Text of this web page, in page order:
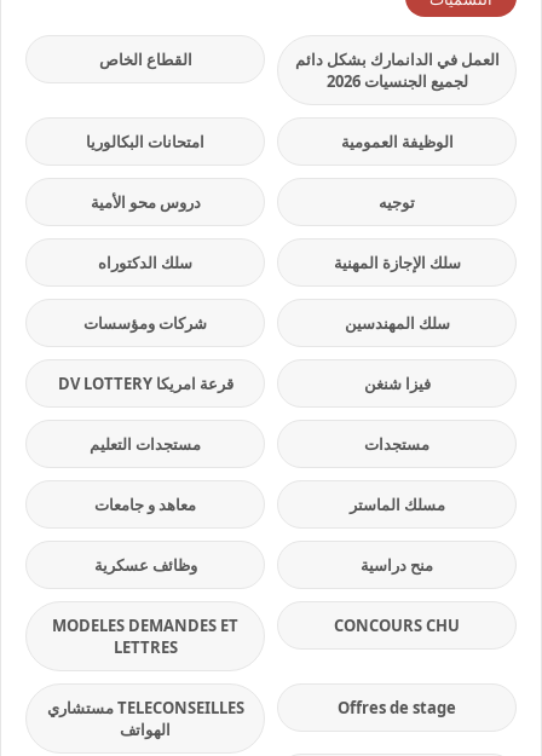
العمل في الدانمارك بشكل دائم
لجميع الجنسيات 2026
القطاع الخاص
الوظيفة العمومية امتحانات البكالوريا
توجيه دروس محو الأمية
سلك الإجازة المهنية سلك الدكتوراه
سلك المهندسين شركات ومؤسسات
فيزا شنغن قرعة امريكا DV LOTTERY
مستجدات مستجدات التعليم
مسلك الماستر معاهد و جامعات
منح دراسية وظائف عسكرية
CONCOURS CHU
MODELES DEMANDES ET
LETTRES
Offres de stage
TELECONSEILLES مستشاري
الهواتف